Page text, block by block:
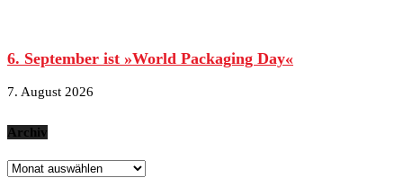
6. September ist »World Packaging Day«
7. August 2026
Archiv
Archiv